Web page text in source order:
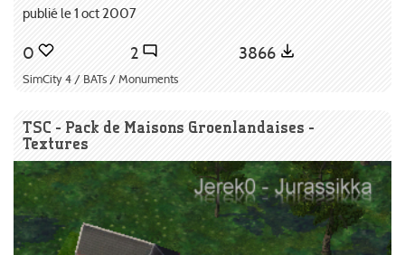
publié le 1 oct 2007
0 2 3866
SimCity 4 / BATs / Monuments
TSC - Pack de Maisons Groenlandaises -
Textures